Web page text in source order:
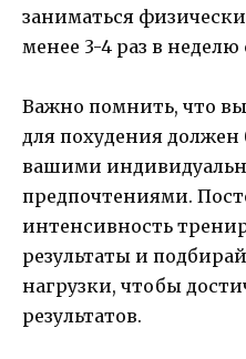
заниматься
менее 3-4 раз в
Важно помнить, что
для похудения должен
вашими
предпочтениями.
интенсивность
результаты и
нагрузки, чтобы
результатов.